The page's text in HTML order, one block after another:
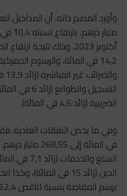
أكتوبر 2023، وذلك نتيجة
التسجيل
الضريبية (زائد 4,6 في المائة).
في المائة إلى
السلع
الدين (زائد 15 في
برسم المقاصة بنسبة (ناقص 52,4 في المائة).